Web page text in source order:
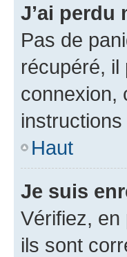
J’ai perdu
Pas de
récupéré, il
connexion,
Haut
Je suis
Vérifiez, en
ils sont